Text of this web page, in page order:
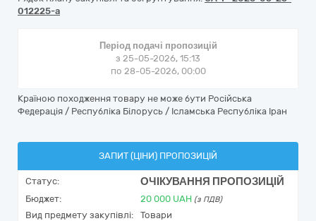
012225-a
Період подачі пропозицій
з 25-05-2026, 15:13
по 28-05-2026, 00:00
Країною походження товару не може бути Російська
Федерація / Республіка Білорусь / Ісламська Республіка Іран
ЗАПИТ (ЦІНИ) ПРОПОЗИЦІЙ
Статус: ОЧІКУВАННЯ ПРОПОЗИЦІЙ
Бюджет: 20 000 UAH (з ПДВ)
Вид предмету закупівлі:
Товари